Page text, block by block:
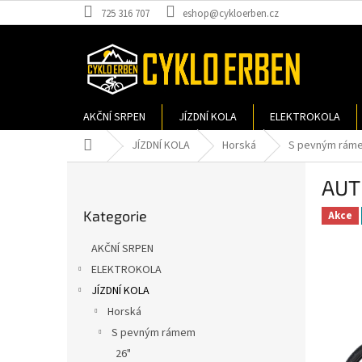
na
725 316 707 eshop@cykloerben.cz
AKČNÍ SRPEN JÍZDNÍ KOLA ELEKTROKOLA
Domů JÍZDNÍ KOLA Horská S pevným
kategorie
Kategorie
AKČNÍ SRPEN
ELEKTROKOLA
JÍZDNÍ KOLA
Horská
S pevným rámem
26"
Akce